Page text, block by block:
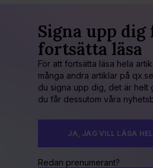
Signa upp
fortsätta läsa
För att fortsätta läsa hela
många andra artiklar på
du signa upp dig, det är helt
du får dessutom våra
JA, JAG VILL LÄSA
Redan prenumerant?